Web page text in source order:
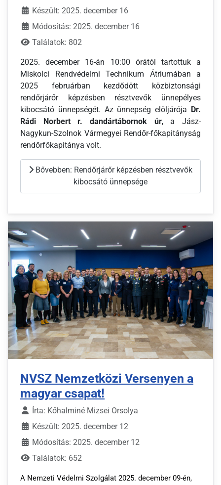
Készült: 2025. december 16
Módosítás: 2025. december 16
Találatok: 802
2025. december 16-án 10:00 órától tartottuk a
Miskolci Rendvédelmi Technikum Átriumában a
2025 februárban kezdődött közbiztonsági
rendőrjárőr képzésben résztvevők ünnepélyes
kibocsátó ünnepségét. Az ünnepség elöljárója Dr.
Rádi Norbert r. dandártábornok
úr, a Jász-
Nagykun-Szolnok Vármegyei Rendőr-főkapitányság
rendőrfőkapitánya volt.
Bővebben: Rendőrjárőr képzésben résztvevők
kibocsátó ünnepsége
NVSZ Nemzetközi Versenyen a
magyar csapat!
Írta: Kőhalminé Mizsei Orsolya
Készült: 2025. december 12
Módosítás: 2025. december 12
Találatok: 652
A Nemzeti Védelmi Szolgálat 2025. december 09-én,